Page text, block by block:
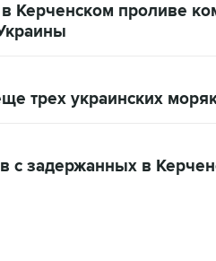
Керченском проливе
трех украинских
с задержанных в